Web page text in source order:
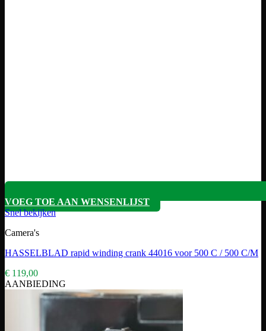
VOEG TOE AAN WENSENLIJST
Snel bekijken
Camera's
HASSELBLAD rapid winding crank 44016 voor 500 C / 500 C/M
€ 119,00
AANBIEDING